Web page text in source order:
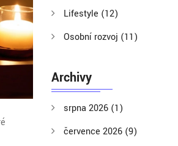
Lifestyle (12)
Osobní rozvoj (11)
Archivy
srpna 2026 (1)
července 2026 (9)